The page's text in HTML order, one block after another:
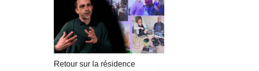
Retour sur la résidence